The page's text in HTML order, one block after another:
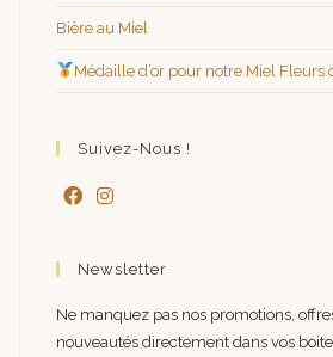
Bière au Miel
Médaille d’or pour notre Miel Fleurs
Suivez-Nous !
Newsletter
Ne manquez pas nos promotions,
nouveautés directement dans vos